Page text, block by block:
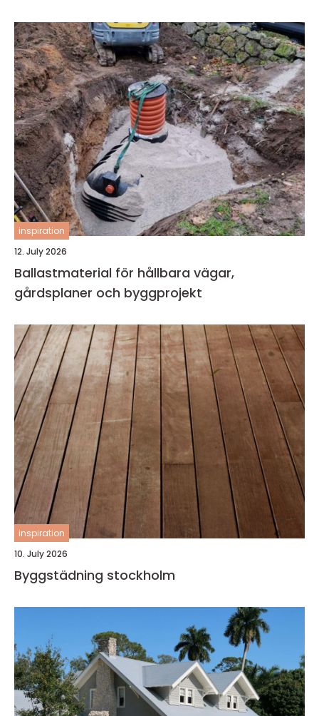
inspiration
12. July 2026
Ballastmaterial för hållbara vägar,
gårdsplaner och byggprojekt
inspiration
10. July 2026
Byggstädning stockholm